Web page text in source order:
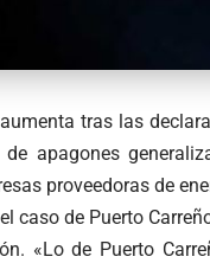
tras las
apagones
proveedoras de
caso de Puerto
«Lo de Puerto